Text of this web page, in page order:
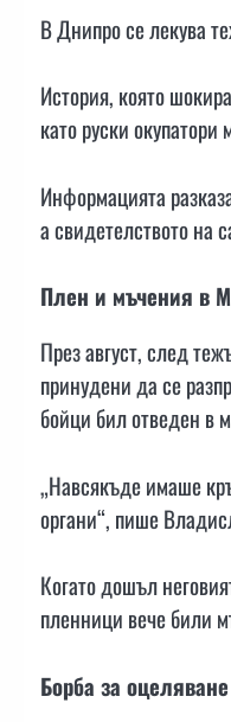
В Днипро се лекува
История, която
като руски
Информацията
а свидетелството на
Плен и мъчения в
През август, след
принудени да се
бойци бил отведен в
„Навсякъде имаше
органи“, пише
Когато дошъл
пленници вече били
Борба за оцеляване